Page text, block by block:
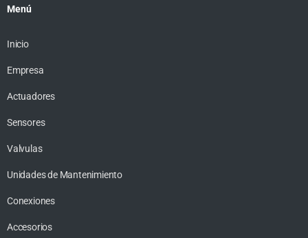
Menú
Inicio
Empresa
Actuadores
Sensores
Valvulas
Unidades de Mantenimiento
Conexiones
Accesorios